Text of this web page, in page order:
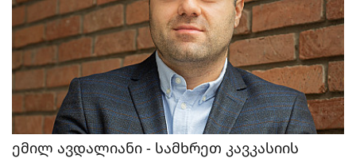
ემილ ავდალიანი - სამხრეთ კავკასიის